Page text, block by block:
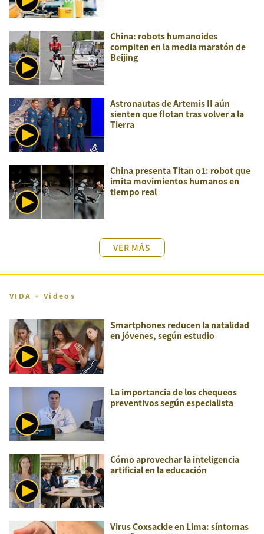
China: robots humanoides
compiten en la media maratón de
Beijing
Astronautas de Artemis II aún
sienten que flotan tras volver a la
Tierra
China presenta Titan o1: robot que
imita movimientos humanos en
tiempo real
VER MÁS
VIDA + Videos
Smartphones reducen la natalidad
en jóvenes, según estudio
La importancia de los chequeos
preventivos según especialista
Cómo aprovechar la inteligencia
artificial en la educación
Virus Coxsackie en Lima: síntomas